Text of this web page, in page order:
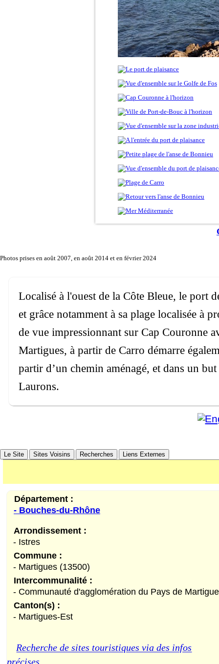
Photos prises en août 2007, en août 2014 et en février 2024
Localisé à l'ouest de la Côte Bleue, le port
et grâce notamment à sa plage localisée à
de vue impressionnant sur Cap Couronne
Martigues, à partir de Carro démarre
partir d’un chemin aménagé, et dans un
Laurons.
Le Site Sites Voisins Recherches Liens Externes
Département :
- Bouches-du-Rhône
Arrondissement :
- Istres
Commune :
- Martigues (13500)
Intercommunalité :
- Communauté d'agglomération du Pays de
Canton(s) :
- Martigues-Est
Recherche de sites touristiques via des infos
Rhône)